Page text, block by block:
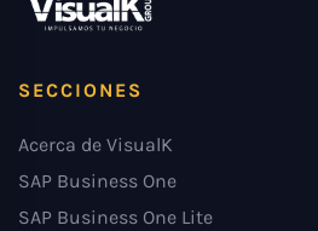
SECCIONES
Acerca de VisualK
SAP Business One
SAP Business One Lite